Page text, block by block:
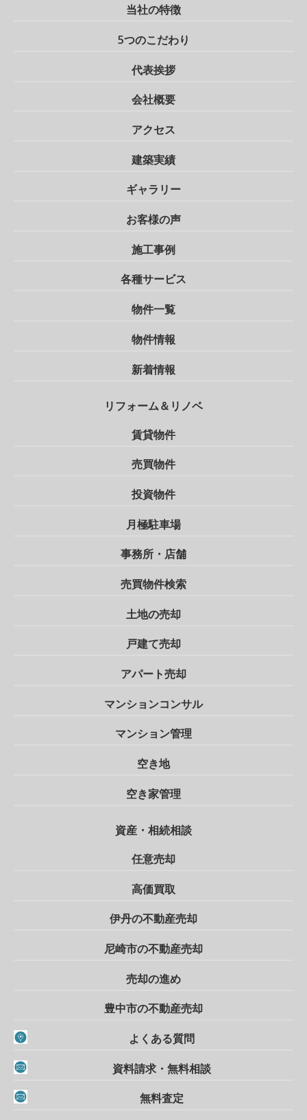
当社の特徴
5つのこだわり
代表挨拶
会社概要
アクセス
建築実績
ギャラリー
お客様の声
施工事例
各種サービス
物件一覧
物件情報
新着情報
リフォーム＆リノベ
賃貸物件
売買物件
投資物件
月極駐車場
事務所・店舗
売買物件検索
土地の売却
戸建て売却
アパート売却
マンションコンサル
マンション管理
空き地
空き家管理
資産・相続相談
任意売却
高価買取
伊丹の不動産売却
尼崎市の不動産売却
売却の進め
豊中市の不動産売却
よくある質問
資料請求・無料相談
無料査定